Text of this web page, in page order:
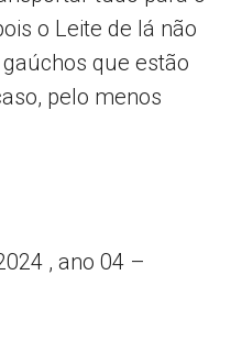
o Leite de lá não
que estão
pelo menos
, ano 04 –